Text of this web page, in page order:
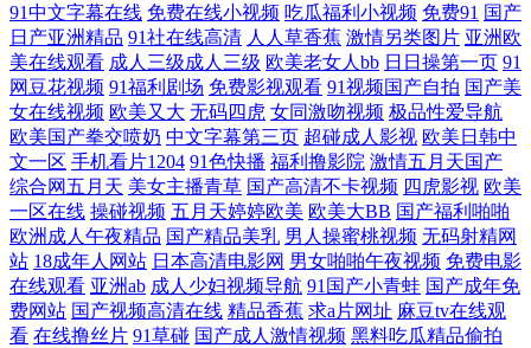
线观看亚 国产91网站 日本年轻的母亲5观整有限中 超碰91第一页 欧美日
韩影视 80s电影网在线观看s 九色九一 影视大全在线观看网站 国产性爱在
线播放 天堂在线资源 东京热AV电影 日本成a影院 97激情网站 蜜桃视频在
线观看 中文字幕精品视频 激情丁香综合网 无人区乱 成人午夜在线视频网
站 奇米在线 51社区永久免费视频观看 九九福利电影 亚洲精品另外在线 国
产强入 天天夜干 第四色伊人 人妖A片 国产91黑料视频 五月天开心激情网
91中文字幕在线 免费在线小视频 吃瓜福利小视频 免费91 国产
日产亚洲精品 91社在线高清 人人草香蕉 激情另类图片 亚洲欧
美在线观看 成人三级成人三级 欧美老女人bb 日日操第一页 91
网豆花视频 91福利剧场 免费影视观看 91视频国产自拍 国产美
女在线视频 欧美又大 无码四虎 女同激吻视频 极品性爱导航
欧美国产拳交喷奶 中文字幕第三页 超碰成人影视 欧美日韩中
文一区 手机看片1204 91色快播 福利撸影院 激情五月天国产
综合网五月天 美女主播青草 国产高清不卡视频 四虎影视 欧美
一区在线 操碰视频 五月天婷婷欧美 欧美大BB 国产福利啪啪
欧洲成人午夜精品 国产精品美乳 男人操蜜桃视频 无码射精网
站 18成年人网站 日本高清电影网 男女啪啪午夜视频 免费电影
在线观看 亚洲ab 成人少妇视频导航 91国产小青蛙 国产成年免
费网站 国产视频高清在线 精品香蕉 求a片网址 麻豆tv在线观
看 在线撸丝片 91草碰 国产成人激情视频 黑料吃瓜精品偷拍